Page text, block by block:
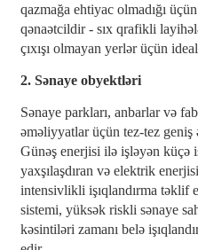
qazmağa ehtiyac olmadığı
qənaətcildir - sıx qrafikli
çıxışı olmayan yerlər üçün
2. Sənaye obyektləri
Sənaye parkları, anbarlar və
əməliyyatlar üçün tez-tez geniş
Günəş enerjisi ilə işləyən küçə
yaxşılaşdıran və elektrik
intensivlikli işıqlandırma təklif
sistemi, yüksək riskli sənaye
kəsintiləri zamanı belə